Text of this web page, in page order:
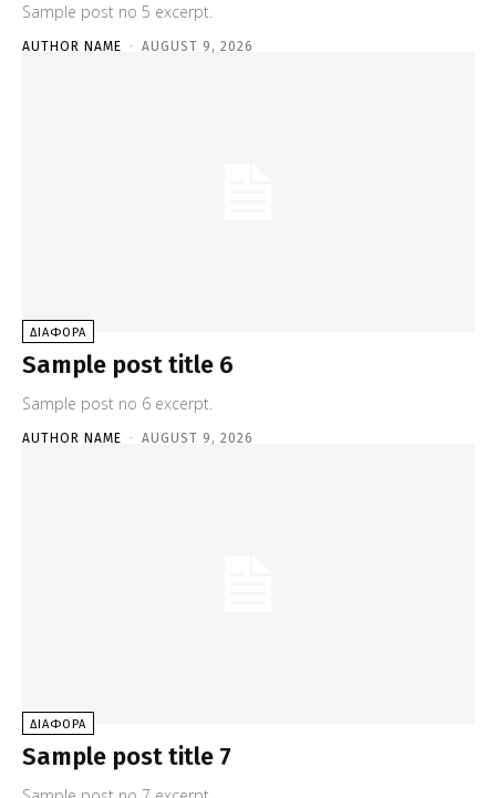
Sample post no 5 excerpt.
AUTHOR NAME - AUGUST 9, 2026
ΔΙΑΦΟΡΑ
Sample post title 6
Sample post no 6 excerpt.
AUTHOR NAME - AUGUST 9, 2026
ΔΙΑΦΟΡΑ
Sample post title 7